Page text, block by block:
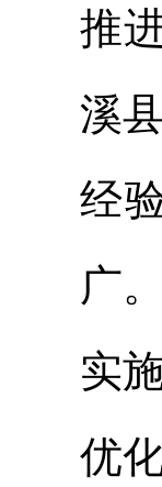
推
溪
经
广
实
优